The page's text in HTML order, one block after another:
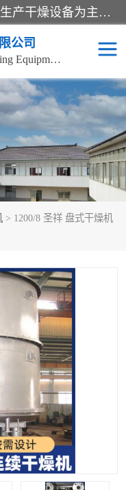
常州市圣祥干燥设备有限公司以生产干燥设备为主导产品，提供：干燥设备、干燥机、混合机、气流干燥机、烘箱、热风循环烘箱、沸腾干燥机、烘干机、喷雾干燥机等产品的生产、制造与销售服务。
公司
Changzhou Shengxiang Drying Equipment Co. , Ltd.
> 1200/8 圣祥 盘式干燥机
真空干燥机
刮板干燥机
干燥机
混合机
干燥机
干燥机
空耙式干燥机
干燥机
干燥机